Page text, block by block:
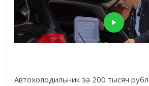
Автохолодильник за 200 тысяч